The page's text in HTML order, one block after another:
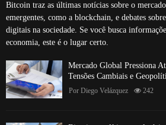
Bitcoin traz as últimas notícias sobre o
emergentes, como a blockchain, e debates
digitais na sociedade. Se você busca
economia, este é o lugar certo.
Mercado Global Pressiona
Tensões Cambiais e
Por Diego Velázquez 242